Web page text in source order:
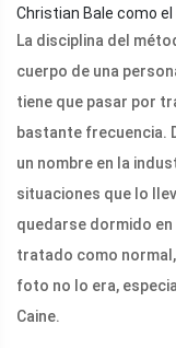
Christian Bale como
La disciplina del
cuerpo de una
tiene que pasar por
bastante frecuencia.
un nombre en la
situaciones que lo
quedarse dormido
tratado como
foto no lo era,
Caine.